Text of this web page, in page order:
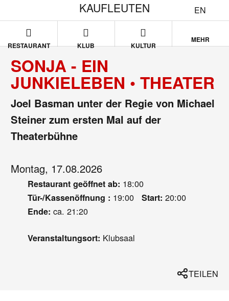
EN
KAUFLEUTEN
RESTAURANT KLUB KULTUR
MEHR
SONJA - EIN
JUNKIELEBEN • THEATER
Joel Basman unter der Regie von Michael
Steiner zum ersten Mal auf der
Theaterbühne
Montag, 17.08.2026
Restaurant geöffnet ab: 18:00
Tür-/Kassenöffnung : 19:00 Start: 20:00
Ende: ca. 21:20
Veranstaltungsort: Klubsaal
TEILEN